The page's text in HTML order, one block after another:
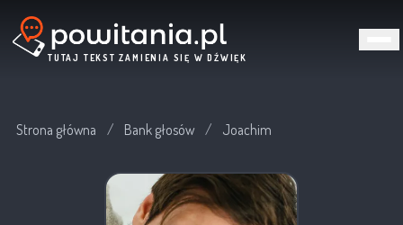
TUTAJ TEKST ZAMIENIA SIĘ W DŹWIĘK
Strona główna / Bank głosów / Joachim